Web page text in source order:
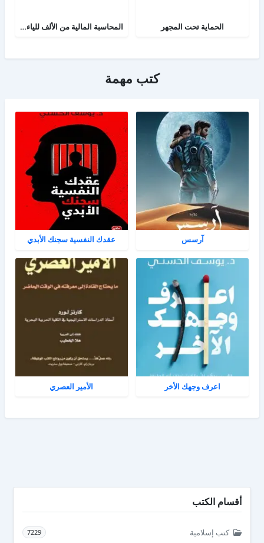
الحماية تحت المجهر المحاسبة المالية من الألف للياء - الجزء الثاني
كتب مهمة
آرسس عقدك النفسية سجنك الأبدي
اعرف وجهك الأخر الأمير العصري
أقسام الكتب
كتب إسلامية 7229